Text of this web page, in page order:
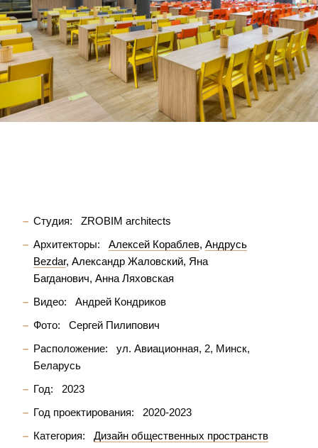
Студия:
ZROBIM architects
Архитекторы:
Алексей Кораблев Андрусь
Bezdar Александр Жаловский Яна
Багданович Анна Ляховская
Видео:
Андрей Кондриков
Фото:
Сергей Пилипович
Расположение:
ул. Авиационная, 2, Минск,
Беларусь
Год:
2023
Год проектирования:
2020-2023
Категория:
Дизайн общественных пространств